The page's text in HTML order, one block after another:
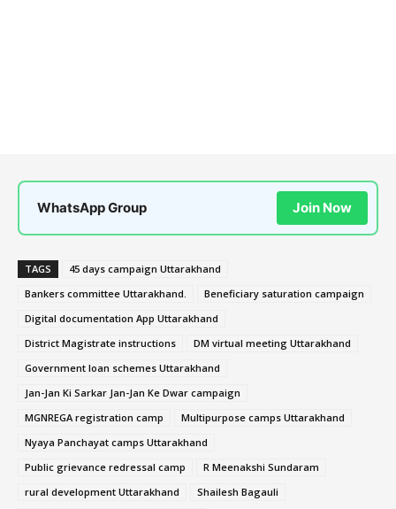
WhatsApp Group Join Now
TAGS
45 days campaign Uttarakhand
Bankers committee Uttarakhand.
Beneficiary saturation campaign
Digital documentation App Uttarakhand
District Magistrate instructions
DM virtual meeting Uttarakhand
Government loan schemes Uttarakhand
Jan-Jan Ki Sarkar Jan-Jan Ke Dwar campaign
MGNREGA registration camp
Multipurpose camps Uttarakhand
Nyaya Panchayat camps Uttarakhand
Public grievance redressal camp
R Meenakshi Sundaram
rural development Uttarakhand
Shailesh Bagauli